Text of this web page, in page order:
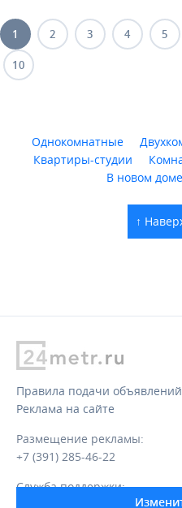
1 2 3 4 5
10
Однокомнатные
Квартиры-студии
В новом доме
↑
Правила подачи объявлений
Реклама на сайте
Размещение рекламы:
+7 (391) 285-46-22
Служба поддержки: